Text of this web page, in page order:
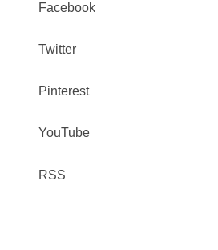
Facebook
Twitter
Pinterest
YouTube
RSS